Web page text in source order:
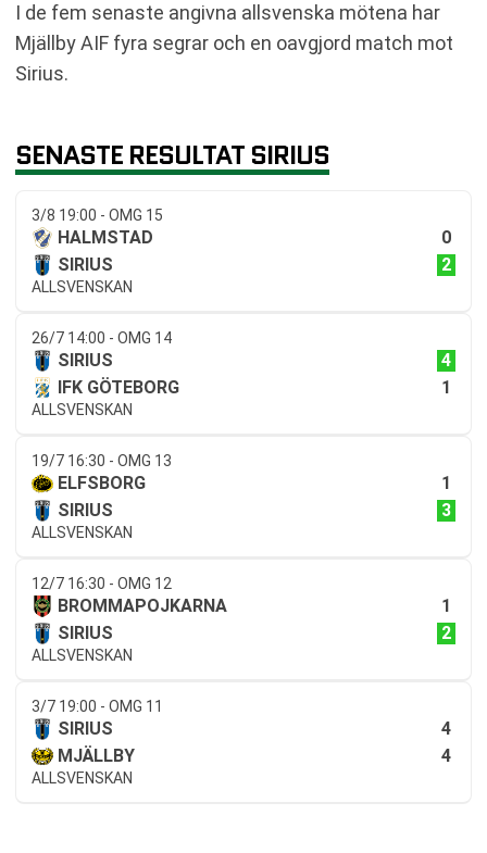
I de fem senaste angivna allsvenska mötena har
Mjällby AIF fyra segrar och en oavgjord match mot
Sirius.
SENASTE RESULTAT SIRIUS
3/8 19:00 - OMG 15
HALMSTAD
0
SIRIUS
2
ALLSVENSKAN
26/7 14:00 - OMG 14
SIRIUS
4
IFK GÖTEBORG
1
ALLSVENSKAN
19/7 16:30 - OMG 13
ELFSBORG
1
SIRIUS
3
ALLSVENSKAN
12/7 16:30 - OMG 12
BROMMAPOJKARNA
1
SIRIUS
2
ALLSVENSKAN
3/7 19:00 - OMG 11
SIRIUS
4
MJÄLLBY
4
ALLSVENSKAN